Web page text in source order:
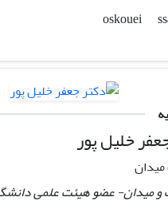
خلیل پور
و میدان- عضو هیئت علمی